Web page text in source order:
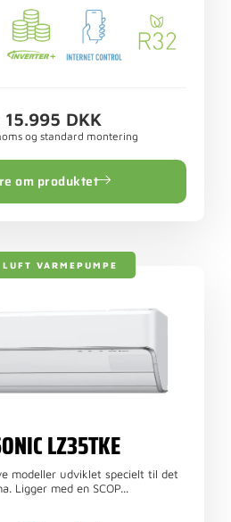
DKK
og standard montering
om produktet
VARMEPUMPE
LZ35TKE
modeller udviklet specielt til det
Ligger med en SCOP...